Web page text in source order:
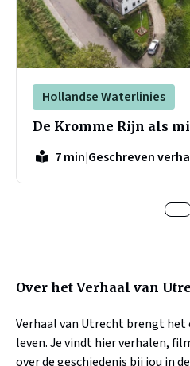
Hollandse Waterlinies
De Kromme Rijn als
7 min|Geschreven
Over het Verhaal van
Verhaal van Utrecht brengt
leven. Je vindt hier verhalen,
over de geschiedenis bij jou in